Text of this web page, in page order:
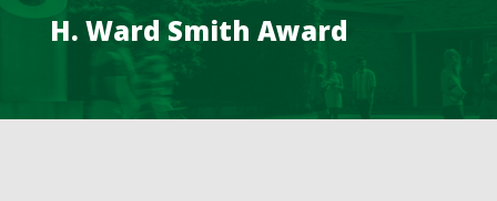
H. Ward Smith Award